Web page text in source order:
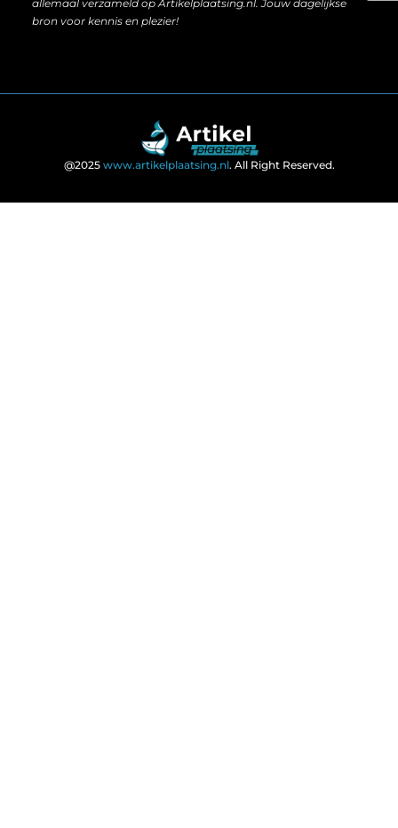
allemaal verzameld op Artikelplaatsing.nl. Jouw dagelijkse
bron voor kennis en plezier!
@2025 www.artikelplaatsing.nl. All Right Reserved.